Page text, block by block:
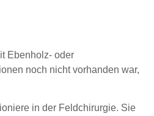
Ebenholz- oder
noch nicht vorhanden war,
in der Feldchirurgie. Sie